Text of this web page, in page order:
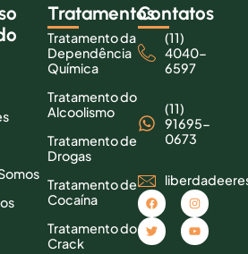
Tratamentos
Tratamento da
Dependência
Química
Tratamento do
Alcoolismo
Tratamento de
Drogas
Tratamento de
Cocaína
Tratamento do
Crack
Contatos
(11)
4040-
6597
(11)
91695-
0673